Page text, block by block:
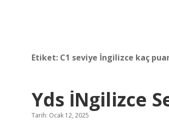
Etiket: C1 seviye İngilizce kaç
Yds İNgilizce
Tarih: Ocak 12, 2025